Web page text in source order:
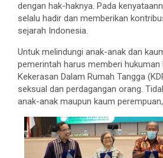
dengan hak-haknya. Pada
selalu hadir dan memberikan
sejarah Indonesia.
Untuk melindungi anak-anak dan
pemerintah harus memberi hukuman
Kekerasan Dalam Rumah Tangga
seksual dan perdagangan orang.
anak-anak maupun kaum